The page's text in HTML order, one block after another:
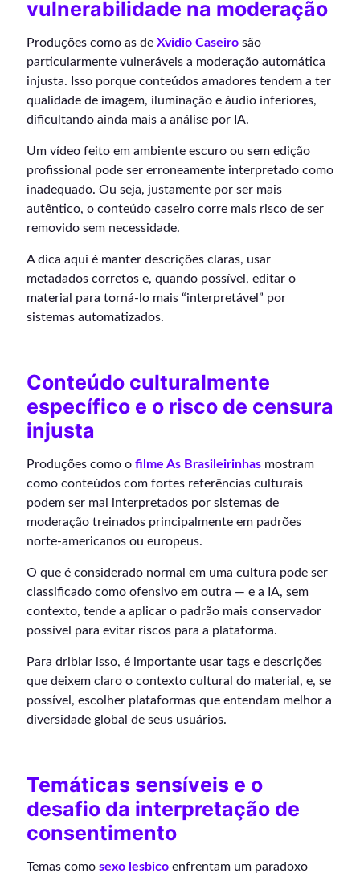
vulnerabilidade na moderação
Produções como as de Xvidio Caseiro são
particularmente vulneráveis a moderação automática
injusta. Isso porque conteúdos amadores tendem a ter
qualidade de imagem, iluminação e áudio inferiores,
dificultando ainda mais a análise por IA.
Um vídeo feito em ambiente escuro ou sem edição
profissional pode ser erroneamente interpretado como
inadequado. Ou seja, justamente por ser mais
autêntico, o conteúdo caseiro corre mais risco de ser
removido sem necessidade.
A dica aqui é manter descrições claras, usar
metadados corretos e, quando possível, editar o
material para torná-lo mais “interpretável” por
sistemas automatizados.
Conteúdo culturalmente
específico e o risco de censura
injusta
Produções como o filme As Brasileirinhas mostram
como conteúdos com fortes referências culturais
podem ser mal interpretados por sistemas de
moderação treinados principalmente em padrões
norte-americanos ou europeus.
O que é considerado normal em uma cultura pode ser
classificado como ofensivo em outra — e a IA, sem
contexto, tende a aplicar o padrão mais conservador
possível para evitar riscos para a plataforma.
Para driblar isso, é importante usar tags e descrições
que deixem claro o contexto cultural do material, e, se
possível, escolher plataformas que entendam melhor a
diversidade global de seus usuários.
Temáticas sensíveis e o
desafio da interpretação de
consentimento
Temas como sexo lesbico enfrentam um paradoxo